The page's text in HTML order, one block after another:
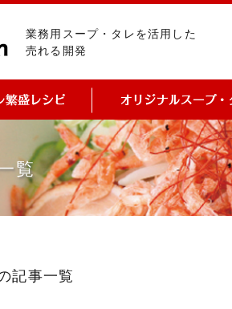
業務用スープ・タレを活用した
売れる開発
覧
記事一覧